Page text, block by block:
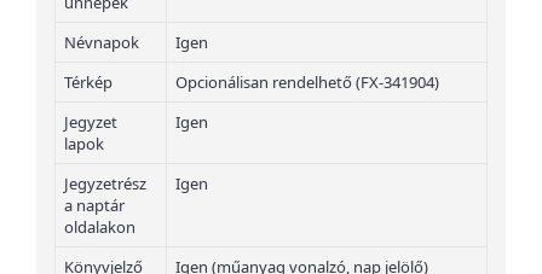
Névnapok
Igen
Térkép
Opcionálisan rendelhető (FX-341904)
Jegyzet
lapok
Igen
Jegyzetrész
a naptár
oldalakon
Igen
Könyvjelző
Igen (műanyag vonalzó, nap jelölő)